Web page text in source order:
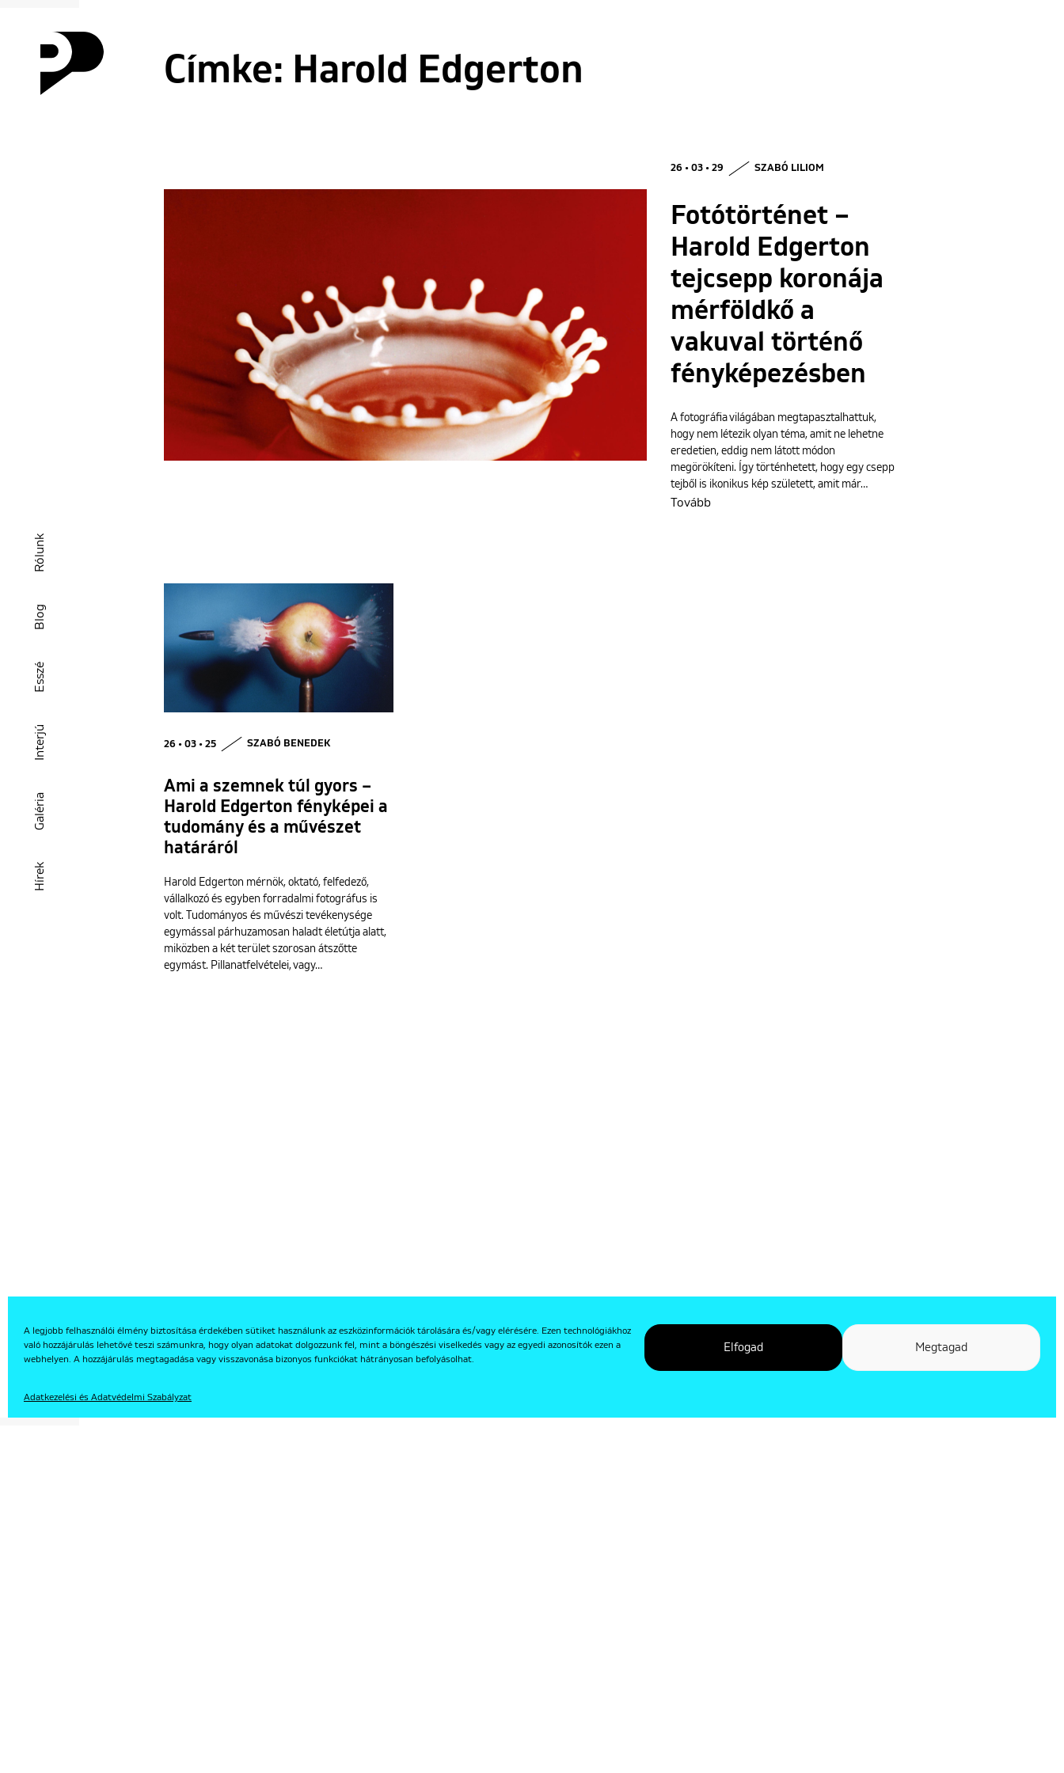
A legjobb felhasználói élmény biztosítása érdekében sütiket használunk az eszközinformációk tárolására és/vagy elérésére. Ezen technológiákhoz
való hozzájárulás lehetővé teszi számunkra, hogy olyan adatokat dolgozzunk fel, mint a böngészési viselkedés vagy az egyedi azonosítók ezen a
webhelyen. A hozzájárulás megtagadása vagy visszavonása bizonyos funkciókat hátrányosan befolyásolhat.
Elfogad Megtagad
Adatkezelési és Adatvédelmi Szabályzat
Hírek
Galéria
Interjú
Esszé
Blog
Rólunk
EN
Címke: Harold Edgerton
26 • 03 • 29 SZABÓ LILIOM
Fotótörténet –
Harold Edgerton
tejcsepp koronája
mérföldkő a
vakuval történő
fényképezésben
A fotográfia világában megtapasztalhattuk,
hogy nem létezik olyan téma, amit ne lehetne
eredetien, eddig nem látott módon
megörökíteni. Így történhetett, hogy egy csepp
tejből is ikonikus kép született, amit már…
Tovább
26 • 03 • 25 SZABÓ BENEDEK
Ami a szemnek túl gyors –
Harold Edgerton fényképei a
tudomány és a művészet
határáról
Harold Edgerton mérnök, oktató, felfedező,
vállalkozó és egyben forradalmi fotográfus is
volt. Tudományos és művészi tevékenysége
egymással párhuzamosan haladt életútja alatt,
miközben a két terület szorosan átszőtte
egymást. Pillanatfelvételei, vagy…